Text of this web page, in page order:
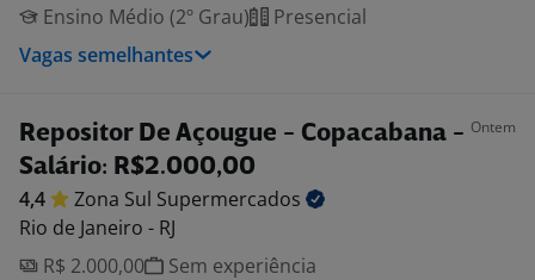
Ensino Médio (2º Grau)
Presencial
Vagas semelhantes
Repositor De Açougue - Copacabana -
Salário: R$2.000,00
Ontem
4,4 Zona Sul Supermercados
Rio de Janeiro - RJ
R$ 2.000,00
Sem experiência